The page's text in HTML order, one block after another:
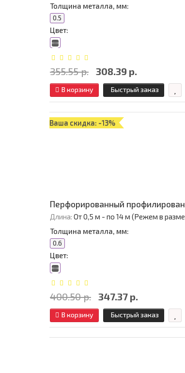
Толщина металла, мм:
0.5
Цвет:
355.55 р. 308.39 р.
В корзину Быстрый заказ
Ваша скидка: -13%
Перфорированный
Длина: От 0,5 м - по 14 м (Режем в
Толщина металла, мм:
0.6
Цвет:
400.50 р. 347.37 р.
В корзину Быстрый заказ